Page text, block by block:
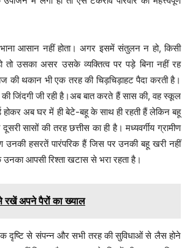
आसान नहीं होता। अगर इसमें संतुलन न हो, किसी
तो उसका असर उसके व्यक्तित्व पर पड़े बिना नहीं रह
की थकान भी एक तरह की चिड़चिड़ाहट पैदा करती है।
जिंदगी जी रही है।अब बात करते हैं सास की, वह स्कूल
होकर अब घर में ही बेटे-बहू के साथ ही रहती हैं लेकिन बहू
सासों की तरह छत्तीस का ही है। मध्यवर्गीय ग्रामीण
उनकी हसरतें पारंपरिक हैं जिस पर उनकी बहू खरी नहीं
आपसी रिश्ता खटास से भरा रहता है।
रखें अपने पैरों का ख्याल
दृष्टि से संपन्न और सभी तरह की सुविधाओं से लैस होने